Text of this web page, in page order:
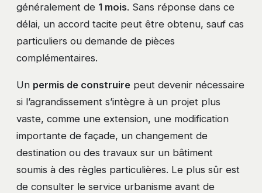
généralement de 1 mois. Sans réponse dans ce
délai, un accord tacite peut être obtenu, sauf cas
particuliers ou demande de pièces
complémentaires.
Un permis de construire peut devenir nécessaire
si l’agrandissement s’intègre à un projet plus
vaste, comme une extension, une modification
importante de façade, un changement de
destination ou des travaux sur un bâtiment
soumis à des règles particulières. Le plus sûr est
de consulter le service urbanisme avant de